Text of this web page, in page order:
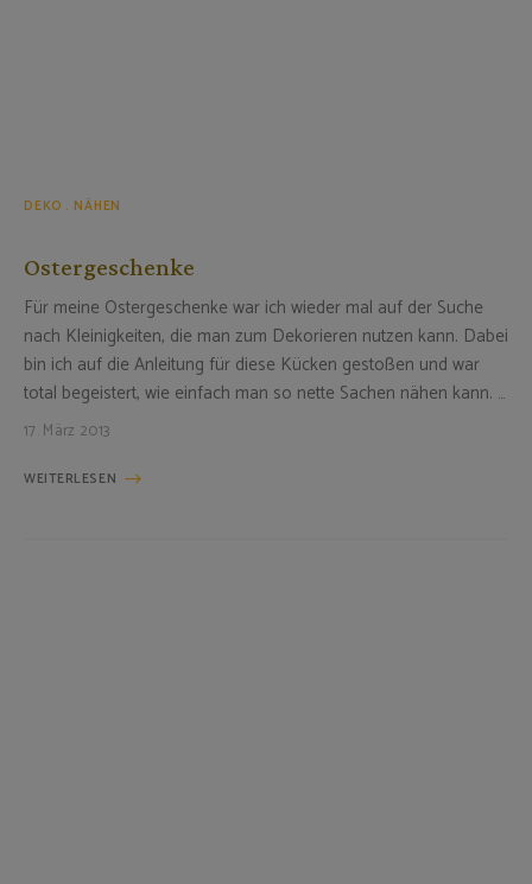
DEKO NÄHEN
Ostergeschenke
Für meine Ostergeschenke war ich wieder mal auf der Suche
nach Kleinigkeiten, die man zum Dekorieren nutzen kann. Dabei
bin ich auf die Anleitung für diese Kücken gestoßen und war
total begeistert, wie einfach man so nette Sachen nähen kann. …
17. März 2013
WEITERLESEN